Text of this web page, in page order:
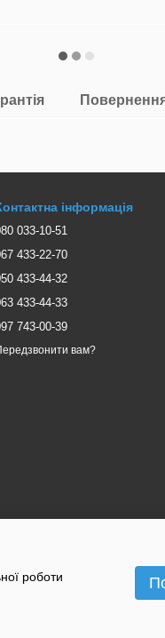
інформація
033-10-51
433-22-70
433-44-32
433-44-33
743-00-39
вам?
роботи